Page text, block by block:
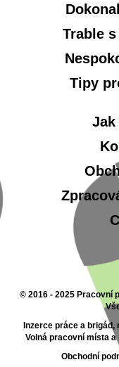
Trable
Tipy
Jak
© 2016 - 2025 Pracovní
Inzerce práce a brigád,
Volná pracovní místa
Obchodní